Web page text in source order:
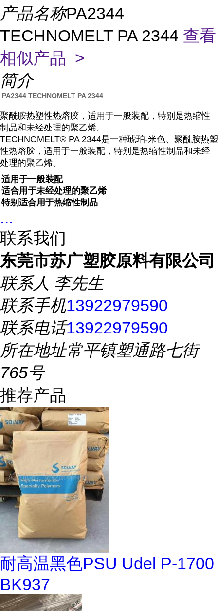
产品名称PA2344
TECHNOMELT PA 2344 查看
相似产品 >
简介
PA2344 TECHNOMELT PA 2344
聚酰胺热塑性热熔胶，适用于一般装配，特别是热缩性
制品和未经处理的聚乙烯。
TECHNOMELT® PA 2344是一种琥珀-米色、聚酰胺热塑
性热熔胶，适用于一般装配，特别是热缩性制品和未经
处理的聚乙烯。
适用于一般装配
适合用于未经处理的聚乙烯
特别适合用于热缩性制品
...
联系我们
东莞市苏广塑胶原料有限公司
联系人 李先生
联系手机13922979590
联系电话13922979590
所在地址常平镇塑通路七街
765号
推荐产品
耐高温黑色PSU Udel P-1700
BK937